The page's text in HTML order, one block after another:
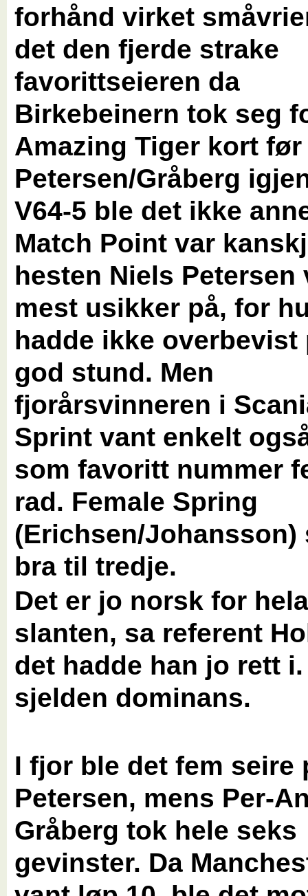
forhånd virket
det den fjerde strake
favorittseieren da
Birkebeinern tok seg
Amazing Tiger kort før
Petersen/Gråberg
V64-5 ble det ikke
Match Point var
hesten Niels Petersen
mest usikker på, for
hadde ikke overbevist
god stund. Men
fjorårsvinneren i
Sprint vant enkelt
som favoritt nummer
rad. Female Spring
(Erichsen/Johansson)
bra til tredje.
Det er jo norsk for
slanten, sa referent
det hadde han jo rett
sjelden dominans.
I fjor ble det fem seire
Petersen, mens Per-
Gråberg tok hele seks
gevinster. Da